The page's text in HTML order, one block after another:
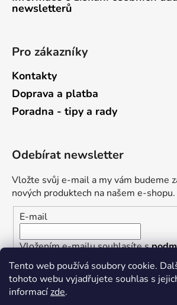
Tento web používá soubory cookie.
tohoto webu vyjadřujete souhlas s
informacízde.
newsletterů
Pro zákazníky
Kontakty
Doprava a platba
Poradna - tipy a rady
Odebírat newsletter
Vložte svůj e-mail a my vám budeme
nových produktech na našem e-shopu.
E-mail
Vložením e-mailu souhlasíte s
osobních údajů
PŘIHLÁSIT SE